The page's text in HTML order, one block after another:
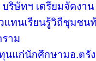
ษัทฯ เตรียมจัดงาน
แทนเรียนรู้วิถีชุมชน
าม
นแก่นักศึกษามอ.ตรั